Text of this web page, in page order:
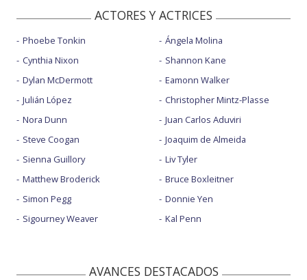
ACTORES Y ACTRICES
Phoebe Tonkin
Cynthia Nixon
Dylan McDermott
Julián López
Nora Dunn
Steve Coogan
Sienna Guillory
Matthew Broderick
Simon Pegg
Sigourney Weaver
Ángela Molina
Shannon Kane
Eamonn Walker
Christopher Mintz-Plasse
Juan Carlos Aduviri
Joaquim de Almeida
Liv Tyler
Bruce Boxleitner
Donnie Yen
Kal Penn
AVANCES DESTACADOS